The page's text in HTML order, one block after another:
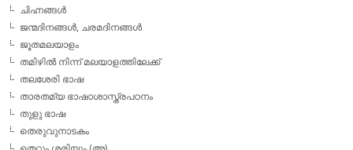
ചിഹ്നങ്ങള്‍
ജന്മദിനങ്ങള്‍, ചരമദിനങ്ങള്‍
ജൂതമലയാളം
തമിഴില്‍ നിന്ന് മലയാളത്തിലേക്ക്
തലശേരി ഭാഷ
താരതമ്യ ഭാഷാശാസ്ത്രപഠനം
തുളു ഭാഷ
തെരുവുനാടകം